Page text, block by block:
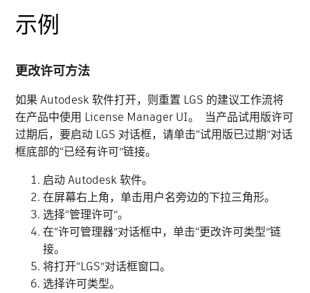
示例
更改许可方法
如果 Autodesk 软件打开，则重置 LGS 的建议工作流将
在产品中使用 License Manager UI。 当产品试用版许可
过期后，要启动 LGS 对话框，请单击“试用版已过期”对话
框底部的“已经有许可”链接。
启动 Autodesk 软件。
在屏幕右上角，单击用户名旁边的下拉三角形。
选择“管理许可”。
在“许可管理器”对话框中，单击“更改许可类型”链
接。
将打开“LGS”对话框窗口。
选择许可类型。